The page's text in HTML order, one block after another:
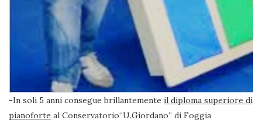
-In soli 5 anni consegue brillantemente il diploma superiore di
pianoforte al Conservatorio“U.Giordano” di Foggia